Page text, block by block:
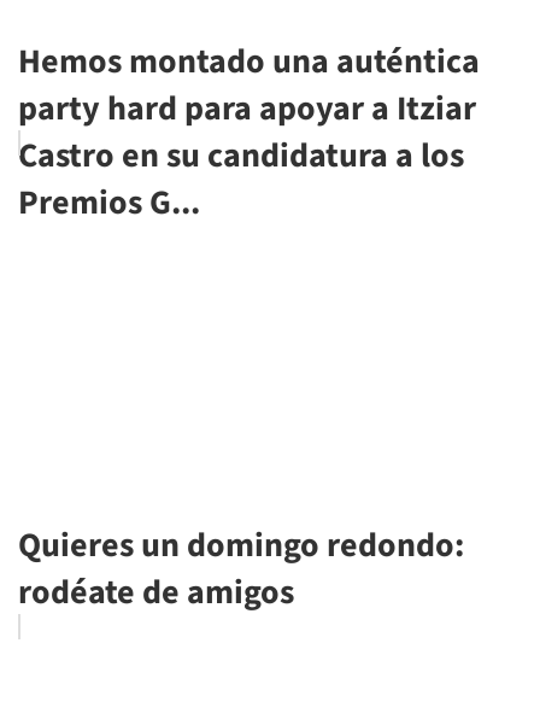
Hemos montado una auténtica
party hard para apoyar a Itziar
Castro en su candidatura a los
Premios G...
Quieres un domingo redondo:
rodéate de amigos